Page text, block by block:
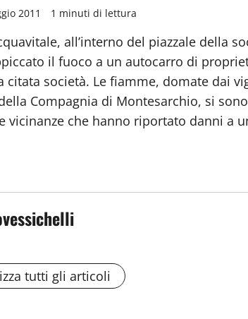
2011 1 minuti di lettura
all’interno del piazzale della
il fuoco a un autocarro di
società. Le fiamme, domate dai
Compagnia di Montesarchio, si
vicinanze che hanno riportato danni a
tutti gli articoli